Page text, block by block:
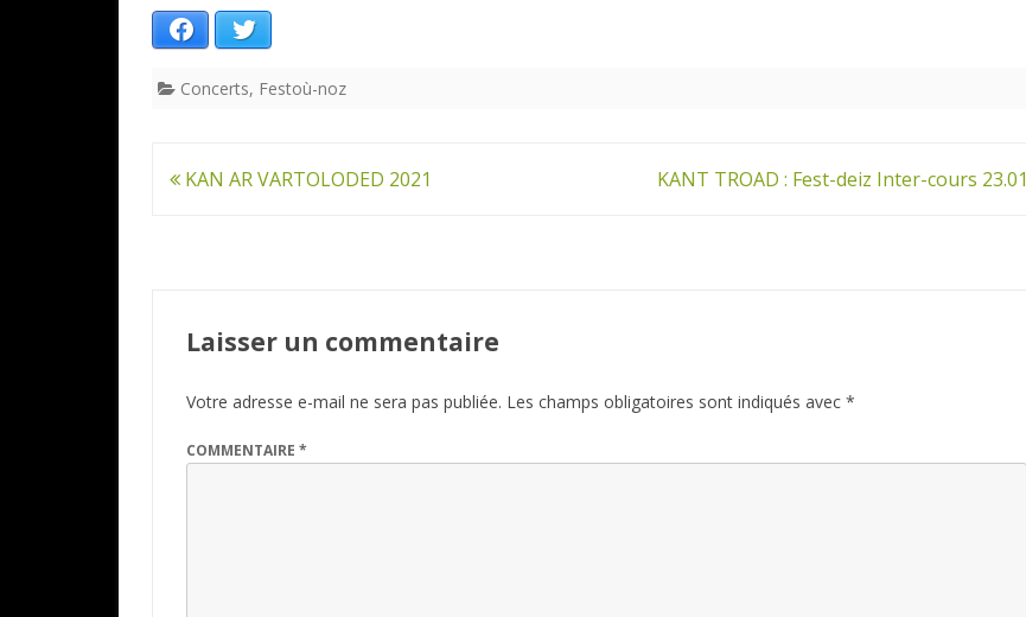
Facebook
Concerts, Festoù-noz
Navigation
KAN AR VARTOLODED 2021 KANT TROAD : Fest-deiz Inter-cours 23.01
Laisser un commentaire
Votre adresse e-mail ne sera pas publiée. Les champs obligatoires sont indiqués avec *
COMMENTAIRE *